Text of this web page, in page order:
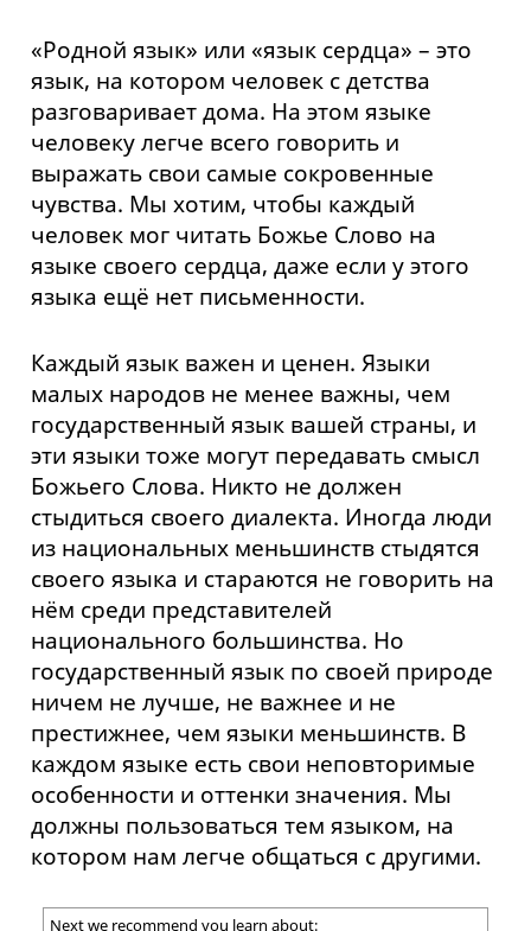
«Родной язык» или «язык сердца» – это
язык, на котором человек с детства
разговаривает дома. На этом языке
человеку легче всего говорить и
выражать свои самые сокровенные
чувства. Мы хотим, чтобы каждый
человек мог читать Божье Слово на
языке своего сердца, даже если у этого
языка ещё нет письменности.
Каждый язык важен и ценен. Языки
малых народов не менее важны, чем
государственный язык вашей страны, и
эти языки тоже могут передавать смысл
Божьего Слова. Никто не должен
стыдиться своего диалекта. Иногда люди
из национальных меньшинств стыдятся
своего языка и стараются не говорить на
нём среди представителей
национального большинства. Но
государственный язык по своей природе
ничем не лучше, не важнее и не
престижнее, чем языки меньшинств. В
каждом языке есть свои неповторимые
особенности и оттенки значения. Мы
должны пользоваться тем языком, на
котором нам легче общаться с другими.
Next we recommend you learn about: